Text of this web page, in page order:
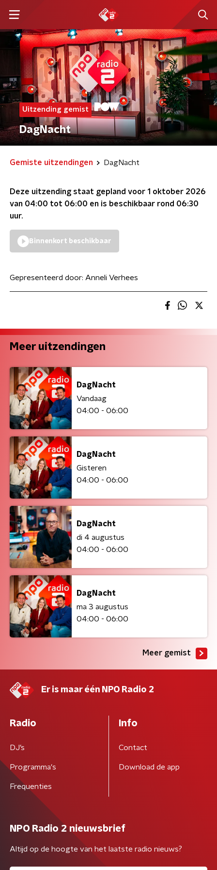
Uitzending gemist
DagNacht
Gemiste uitzendingen DagNacht
Deze uitzending staat gepland voor 1 oktober 2026
van 04:00 tot 06:00 en is beschikbaar rond 06:30
uur.
Binnenkort beschikbaar
Gepresenteerd door: Anneli Verhees
Meer uitzendingen
DagNacht
Vandaag
04:00 - 06:00
DagNacht
Gisteren
04:00 - 06:00
DagNacht
di 4 augustus
04:00 - 06:00
DagNacht
ma 3 augustus
04:00 - 06:00
Meer gemist
Er is maar één NPO Radio 2
Radio
DJ’s
Programma's
Frequenties
Info
Contact
Download de app
NPO Radio 2 nieuwsbrief
Altijd op de hoogte van het laatste radio nieuws?